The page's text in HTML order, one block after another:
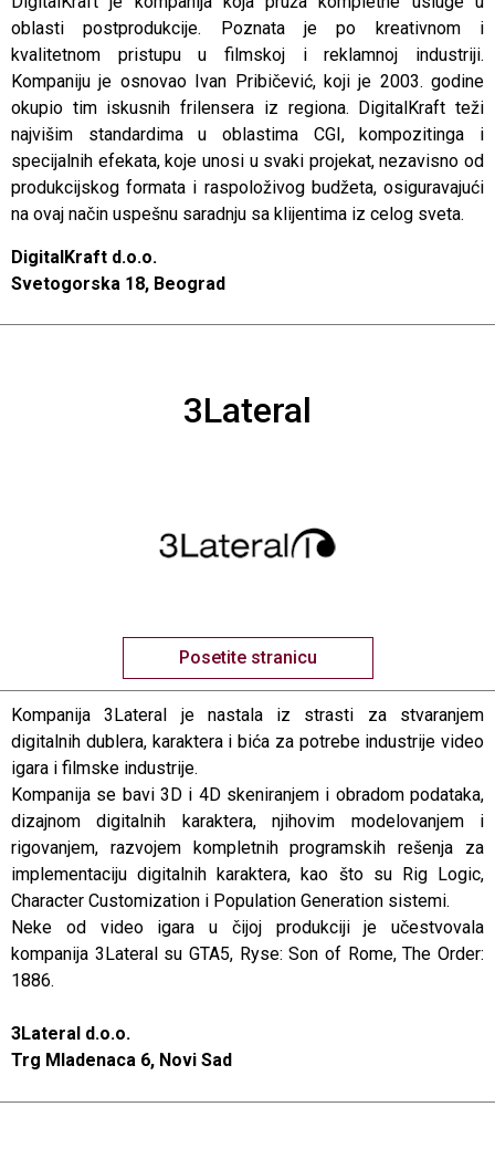
oblasti postprodukcije. Poznata je po kreativnom i
kvalitetnom pristupu u filmskoj i reklamnoj industriji.
Kompaniju je osnovao Ivan Pribičević, koji je 2003. godine
okupio tim iskusnih frilensera iz regiona. DigitalKraft teži
najvišim standardima u oblastima CGI, kompozitinga i
specijalnih efekata, koje unosi u svaki projekat, nezavisno od
produkcijskog formata i raspoloživog budžeta, osiguravajući
na ovaj način uspešnu saradnju sa klijentima iz celog sveta.
DigitalKraft d.o.o.
Svetogorska 18, Beograd
3Lateral
Posetite stranicu
Kompanija 3Lateral je nastala iz strasti za stvaranjem
digitalnih dublera, karaktera i bića za potrebe industrije video
igara i filmske industrije.
Kompanija se bavi 3D i 4D skeniranjem i obradom podataka,
dizajnom digitalnih karaktera, njihovim modelovanjem i
rigovanjem, razvojem kompletnih programskih rešenja za
implementaciju digitalnih karaktera, kao što su Rig Logic,
Character Customization i Population Generation sistemi.
Neke od video igara u čijoj produkciji je učestvovala
kompanija 3Lateral su GTA5, Ryse: Son of Rome, The Order:
1886.
3Lateral d.o.o.
Trg Mladenaca 6, Novi Sad